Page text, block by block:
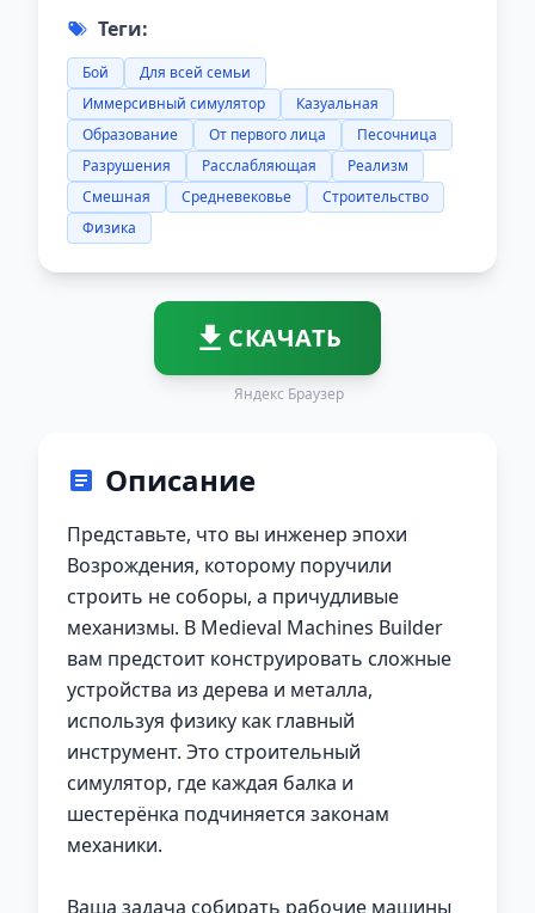
Теги:
Бой
Для всей семьи
Иммерсивный симулятор
Казуальная
Образование
От первого лица
Песочница
Разрушения
Расслабляющая
Реализм
Смешная
Средневековье
Строительство
Физика
СКАЧАТЬ
Яндекс Браузер
Описание
Представьте, что вы инженер эпохи
Возрождения, которому поручили
строить не соборы, а причудливые
механизмы. В Medieval Machines Builder
вам предстоит конструировать сложные
устройства из дерева и металла,
используя физику как главный
инструмент. Это строительный
симулятор, где каждая балка и
шестерёнка подчиняется законам
механики.
Ваша задача собирать рабочие машины